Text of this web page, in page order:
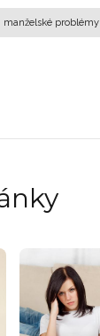
manželské problémy